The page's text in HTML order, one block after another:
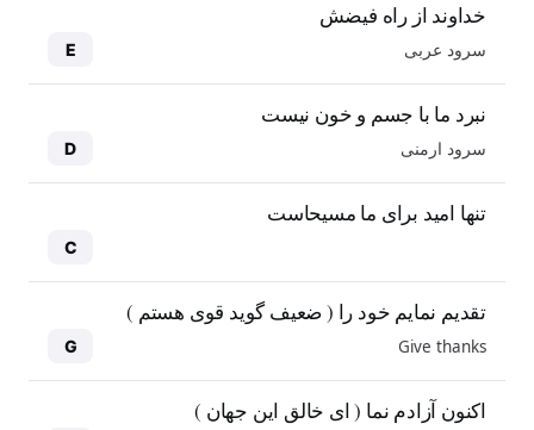
خداوند از راه فیضش
سرود عربی E
نبرد ما با جسم و خون نیست
سرود ارمنی D
تنها امید برای ما مسیحاست
C
تقدیم نمایم خود را ( ضعیف گوید قوی هستم )
Give thanks
G
اکنون آزادم نما ( ای خالق این جهان )